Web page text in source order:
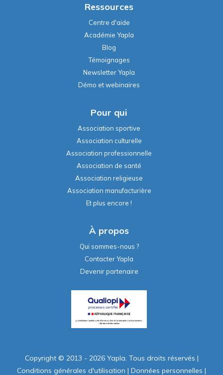
Ressources
Centre d'aide
Académie Yapla
Blog
Témoignages
Newsletter Yapla
Démo et webinaires
Pour qui
Association sportive
Association culturelle
Association professionnelle
Association de santé
Association religieuse
Association manufacturière
Et plus encore !
À propos
Qui sommes-nous ?
Contacter Yapla
Devenir partenaire
Copyright © 2013 - 2026 Yapla. Tous droits réservés |
Conditions générales d'utilisation | Données personnelles |